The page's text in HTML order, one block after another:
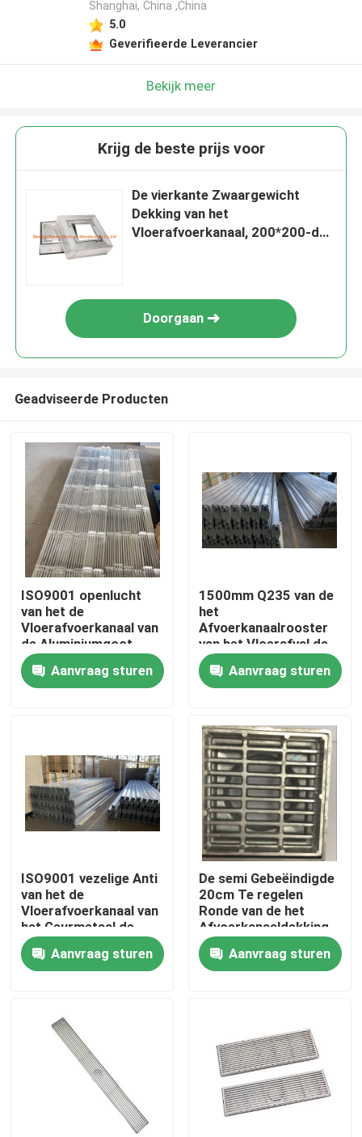
Huis
Ongeveer ons
Fabrieksreis
Kwaliteitscontrole
Contacteer ons
Verzoek om een Citaat
Het Comité van de aluminiumtoegang
Het Comité van de staaltoegang
Drywall toebehoren
Shanghai, China ,China
5.0
Geverifieerde Leverancier
Bekijk meer
Krijg de beste prijs voor
De vierkante Zwaargewicht
Dekking van het
Vloerafvoerkanaal, 200*200-de
Doorgaan
Geadviseerde Producten
ISO9001 openlucht
van het de
Vloerafvoerkanaal van
de Aluminiumgoot
Corrosiebestendige
de Roostergrill
Aanvraag sturen
1500mm Q235 van de
het
Afvoerkanaalrooster
van het Vloerafval de
Dekkings Lichte
Structuur Met hoge
weerstand
Aanvraag sturen
ISO9001 vezelige Anti
van het de
Vloerafvoerkanaal van
het Geurmetaal de
Zeefdekking voor
RioleringAanvraag sturen
De semi Gebeëindigde
20cm Te regelen
Ronde van de het
Afvoerkanaaldekking
van het
Mangataluminium
Aanvraag sturen